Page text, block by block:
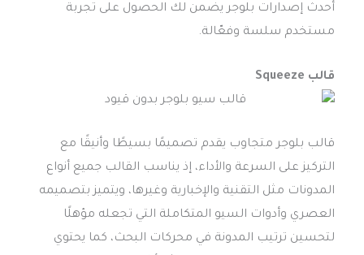
أحدث إصدارات بلوجر يضمن لك الحصول على تجربة
مستخدم سلسة وفعّالة.
قالب Squeeze
قالب بلوجر متجاوب يقدم تصميمًا بسيطًا وأنيقًا مع
التركيز على السرعة والأداء، إذ يناسب القالب جميع أنواع
المدونات مثل التقنية والإخبارية وغيرها، ويتميز بتصميمه
العصري وأدوات السيو المتكاملة التي تجعله مؤهلًا
لتحسين ترتيب المدونة في محركات البحث، كما يحتوي